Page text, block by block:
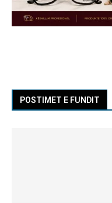
POSTIMET E FUNDIT